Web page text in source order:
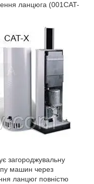
ланцюга (001CAT-
загороджувальну
машин через
ланцюг повністю